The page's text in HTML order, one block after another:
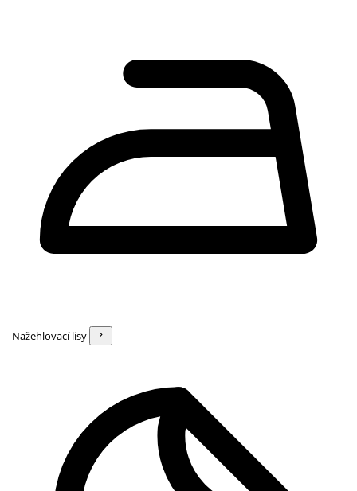
Nažehlovací lisy